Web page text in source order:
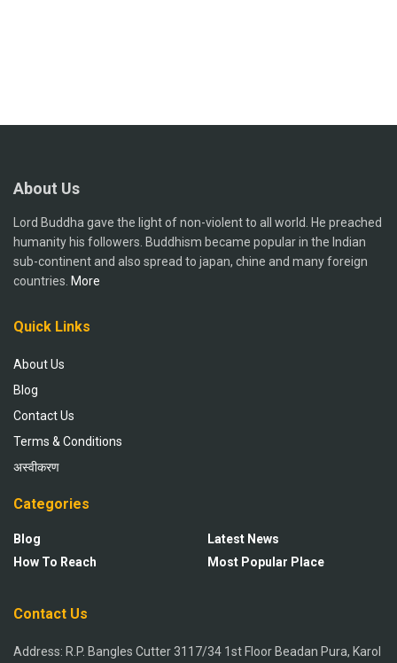
About Us
Lord Buddha gave the light of non-violent to all world. He preached
humanity his followers. Buddhism became popular in the Indian
sub-continent and also spread to japan, chine and many foreign
countries. More
Quick Links
About Us
Blog
Contact Us
Terms & Conditions
अस्वीकरण
Categories
Blog
How To Reach
Latest News
Most Popular Place
Contact Us
Address: R.P. Bangles Cutter 3117/34 1st Floor Beadan Pura, Karol